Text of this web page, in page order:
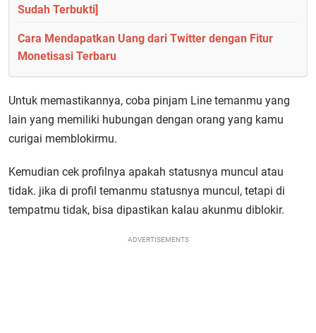
Sudah Terbukti]
Cara Mendapatkan Uang dari Twitter dengan Fitur
Monetisasi Terbaru
Untuk memastikannya, coba pinjam Line temanmu yang
lain yang memiliki hubungan dengan orang yang kamu
curigai memblokirmu.
Kemudian cek profilnya apakah statusnya muncul atau
tidak. jika di profil temanmu statusnya muncul, tetapi di
tempatmu tidak, bisa dipastikan kalau akunmu diblokir.
ADVERTISEMENTS